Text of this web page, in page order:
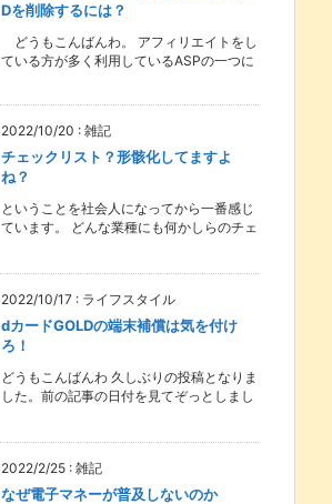
Dを削除するには？
どうもこんばんわ。 アフィリエイトをし
ている方が多く利用しているASPの一つに
2022/10/20 : 雑記
チェックリスト？形骸化してますよ
ね？
ということを社会人になってから一番感じ
ています。 どんな業種にも何かしらのチェ
2022/10/17 : ライフスタイル
dカードGOLDの端末補償は気を付け
ろ！
どうもこんばんわ 久しぶりの投稿となりま
した。前の記事の日付を見てぞっとしまし
2022/2/25 : 雑記
なぜ電子マネーが普及しないのか